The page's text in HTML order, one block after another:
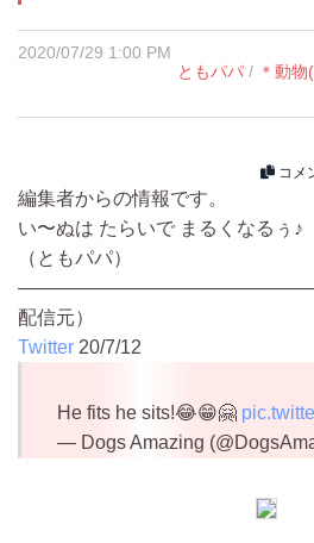
2020/07/29 1:00 PM
ともパパ / ＊動
コメ
編集者からの情報です。
い〜ぬは たらいで まるくなるぅ♪
（ともパパ）
配信元）
Twitter 20/7/12
He fits he sits!😂😁🤗
— Dogs Amazing